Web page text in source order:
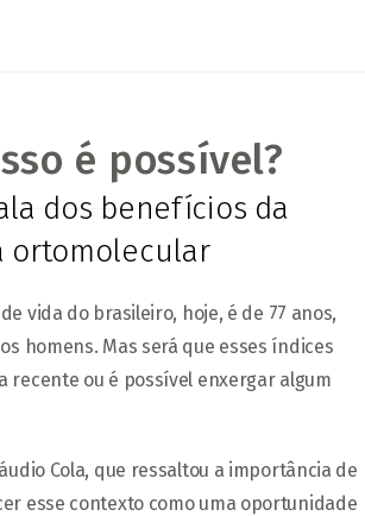
é possível?
dos benefícios da
ortomolecular
vida do brasileiro, hoje, é de 77 anos,
homens. Mas será que esses índices
ou é possível enxergar algum
Cola, que ressaltou a importância de
esse contexto como uma oportunidade